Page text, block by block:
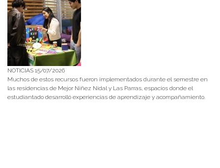
NOTICIAS 15/07/2026
Muchos de estos recursos fueron implementados durante el semestre en
las residencias de Mejor Niñez Nidal y Las Parras, espacios donde el
estudiantado desarrolló experiencias de aprendizaje y acompañamiento.